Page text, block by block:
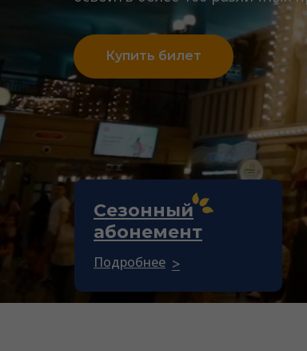
Купить билет
Сезонный
абонемент
Подробнее >